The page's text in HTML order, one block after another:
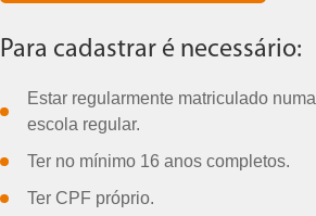
Para cadastrar é necessário:
Estar regularmente matriculado numa
escola regular.
Ter no mínimo 16 anos completos.
Ter CPF próprio.